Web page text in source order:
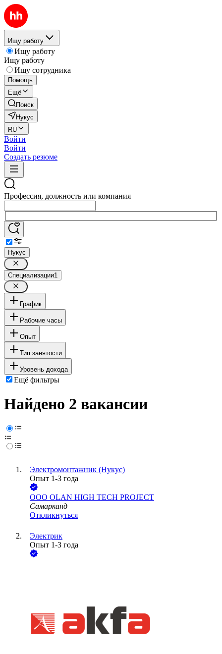
Ищу работу
Ищу работу
Ищу работу
Ищу сотрудника
Помощь
Ещё
Поиск
Нукус
RU
Войти
Войти
Создать резюме
Профессия, должность или компания
Нукус
Специализации1
График
Рабочие часы
Опыт
Тип занятости
Уровень дохода
Ещё фильтры
Найдено 2 вакансии
Электромонтажник (Нукус)
Опыт 1-3 года
ООО OLAN HIGH TECH PROJECT
Самарканд
Откликнуться
Электрик
Опыт 1-3 года